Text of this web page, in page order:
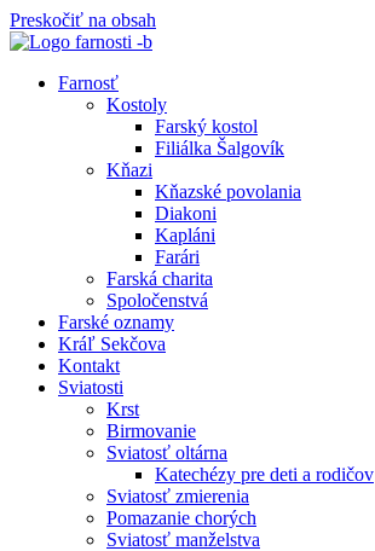
Preskočiť na obsah
Farnosť
Kostoly
Farský kostol
Filiálka Šalgovík
Kňazi
Kňazské povolania
Diakoni
Kapláni
Farári
Farská charita
Spoločenstvá
Farské oznamy
Kráľ Sekčova
Kontakt
Sviatosti
Krst
Birmovanie
Sviatosť oltárna
Katechézy pre deti a rodičov
Sviatosť zmierenia
Pomazanie chorých
Sviatosť manželstva